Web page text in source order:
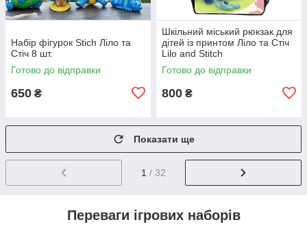
Набір фігурок Stich Ліло та
Стіч 8 шт.
Готово до відправки
650 ₴
Шкільний міський рюкзак для
дітей із принтом Ліло та Стіч
Lilo and Stitch
Готово до відправки
800 ₴
Показати ще
1 / 32
Переваги ігрових наборів